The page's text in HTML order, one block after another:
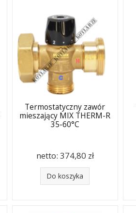
Termostatyczny zawór
mieszający MIX THERM-R
35-60°C
netto: 374,80 zł
Do koszyka